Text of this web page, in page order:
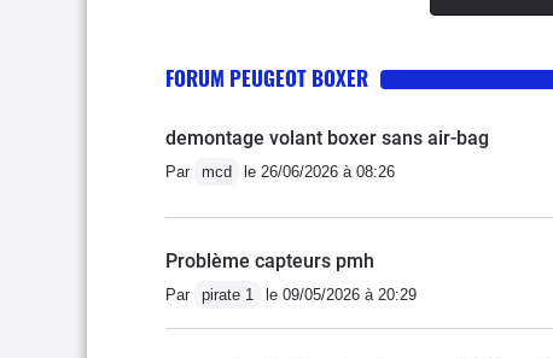
FORUM PEUGEOT BOXER
demontage volant boxer sans air-bag
Par mcd le 26/06/2026 à 08:26
Problème capteurs pmh
Par pirate 1 le 09/05/2026 à 20:29